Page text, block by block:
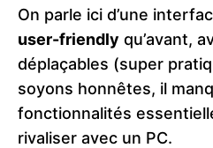
On parle ici d’une
user-friendly qu’avant,
déplaçables (super
soyons honnêtes, il
fonctionnalités
rivaliser avec un PC.